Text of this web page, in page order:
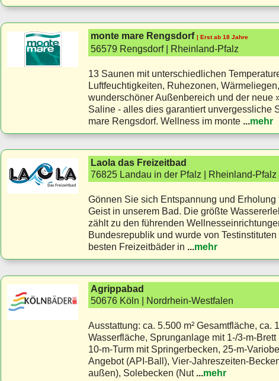
monte mare Rengsdorf | Erst ab 18 Jahre
56579 Rengsdorf | Rheinland-Pfalz
13 Saunen mit unterschiedlichen
Luftfeuchtigkeiten, Ruhezonen,
wunderschöner Außenbereich und der neue
Saline - alles dies garantiert unvergessliche
mare Rengsdorf. Wellness im monte ...mehr
Laola das Freizeitbad
76825 Landau in der Pfalz | Rheinland-Pfalz
Gönnen Sie sich Entspannung und Erholung
Geist in unserem Bad. Die größte
zählt zu den führenden
Bundesrepublik und wurde von
besten Freizeitbäder in ...mehr
Agrippabad
50676 Köln | Nordrhein-Westfalen
Ausstattung: ca. 5.500 m² Gesamtfläche, ca.
Wasserfläche, Sprunganlage mit 1-/3-m-
10-m-Turm mit Springerbecken, 25-m-
Angebot (API-Ball), Vier-Jahreszeiten-
außen), Solebecken (Nut...mehr